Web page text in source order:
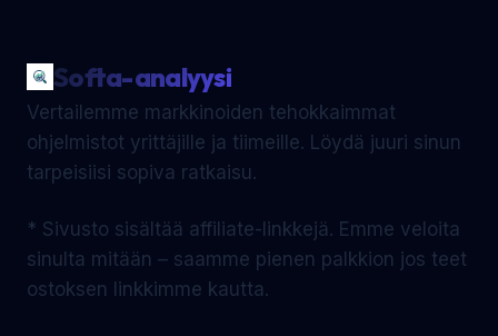
Softa-analyysi
Vertailemme markkinoiden tehokkaimmat
ohjelmistot yrittäjille ja tiimeille. Löydä juuri sinun
tarpeisiisi sopiva ratkaisu.
* Sivusto sisältää affiliate-linkkejä. Emme veloita
sinulta mitään – saamme pienen palkkion jos teet
ostoksen linkkimme kautta.